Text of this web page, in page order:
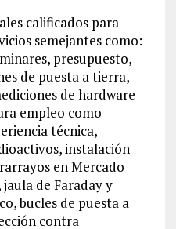
calificados para
semejantes como:
presupuesto,
de puesta a tierra,
de hardware
empleo como
técnica,
instalación
en Mercado
de Faraday y
bucles de puesta a
contra